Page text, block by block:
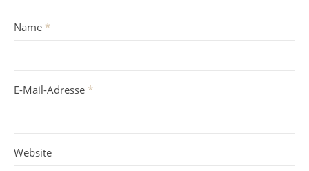
Name *
E-Mail-Adresse *
Website